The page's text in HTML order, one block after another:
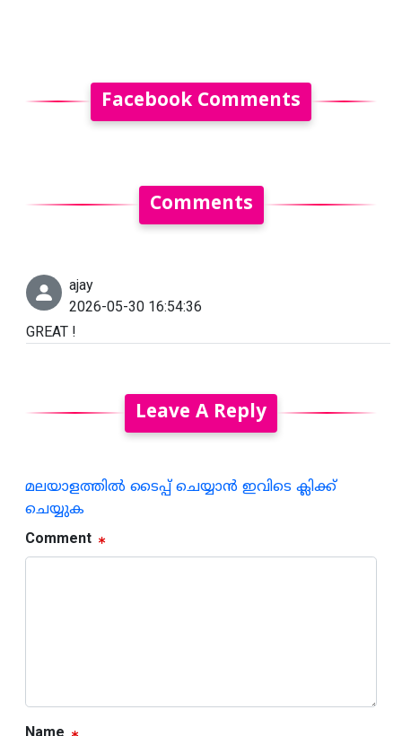
Facebook Comments
Comments
ajay
2026-05-30 16:54:36
GREAT !
Leave A Reply
മലയാളത്തില്‍ ടൈപ്പ് ചെയ്യാന്‍ ഇവിടെ ക്ലിക്ക്
ചെയ്യുക
Comment
Name